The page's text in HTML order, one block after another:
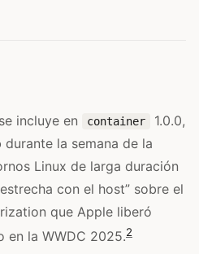
se incluye en container
1.0.0,
la semana de la
Linux de larga duración
con el host” sobre el
que Apple liberó
la WWDC 2025.2